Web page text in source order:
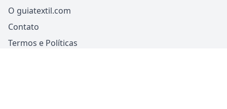
O guiatextil.com
Contato
Termos e Políticas